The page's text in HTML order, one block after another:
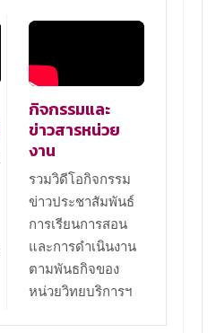
กิจกรรมและ
ข่าวสารหน่วย
งาน
รวมวิดีโอกิจกรรม
ข่าวประชาสัมพันธ์
การเรียนการสอน
และการดำเนินงาน
ตามพันธกิจของ
หน่วยวิทยบริการฯ